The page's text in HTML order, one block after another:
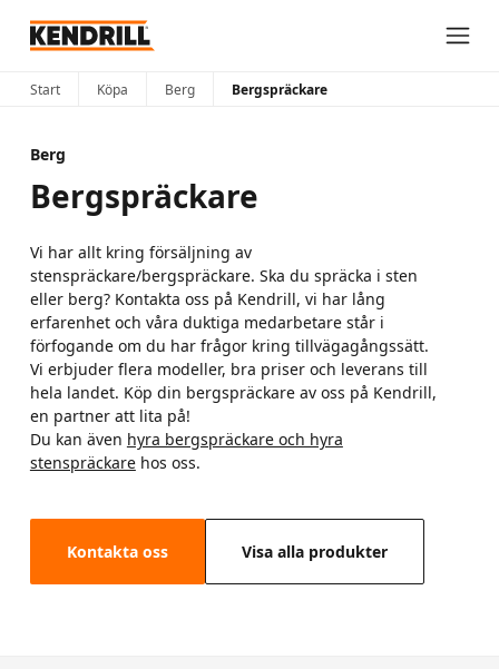
Start Köpa Berg Bergspräckare
Berg
Bergspräckare
Vi har allt kring försäljning av
stenspräckare/bergspräckare. Ska du spräcka i sten
eller berg? Kontakta oss på Kendrill, vi har lång
erfarenhet och våra duktiga medarbetare står i
förfogande om du har frågor kring tillvägagångssätt.
Vi erbjuder flera modeller, bra priser och leverans till
hela landet. Köp din bergspräckare av oss på Kendrill,
en partner att lita på!
Du kan även hyra bergspräckare och hyra
stenspräckarehos oss.
Kontakta oss Visa alla produkter